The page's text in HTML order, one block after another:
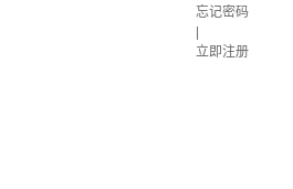
忘记密码
立即注册